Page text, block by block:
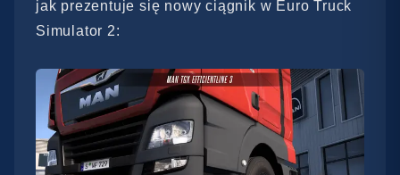
jak prezentuje się nowy ciągnik w Euro Truck
Simulator 2: